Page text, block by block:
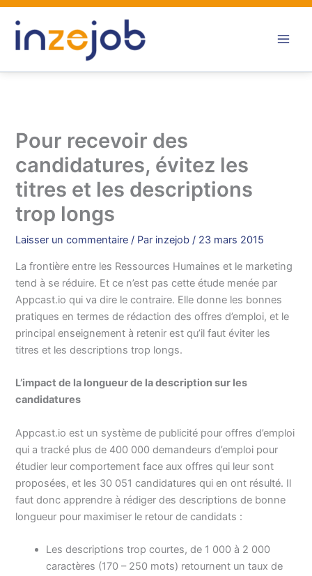
Aller
contenu
Pour recevoir des
candidatures, évitez les
titres et les descriptions
trop longs
Laisser un commentaire / Par inzejob/ 23 mars 2015
La frontière entre les Ressources Humaines et le marketing
tend à se réduire. Et ce n’est pas cette étude menée par
Appcast.io qui va dire le contraire. Elle donne les bonnes
pratiques en termes de rédaction des offres d’emploi, et le
principal enseignement à retenir est qu’il faut éviter les
titres et les descriptions trop longs.
L’impact de la longueur de la description sur les
candidatures
Appcast.io est un système de publicité pour offres d’emploi
qui a tracké plus de 400 000 demandeurs d’emploi pour
étudier leur comportement face aux offres qui leur sont
proposées, et les 30 051 candidatures qui en ont résulté. Il
faut donc apprendre à rédiger des descriptions de bonne
longueur pour maximiser le retour de candidats :
Les descriptions trop courtes, de 1 000 à 2 000
caractères (170 – 250 mots) retournent un taux de